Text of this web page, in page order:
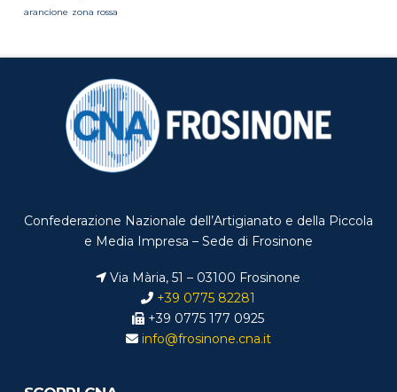
arancione zona rossa
Confederazione Nazionale dell’Artigianato e della Piccola
e Media Impresa – Sede di Frosinone
Via Mària, 51 – 03100 Frosinone
+39 0775 82281
+39 0775 177 0925
info@frosinone.cna.it